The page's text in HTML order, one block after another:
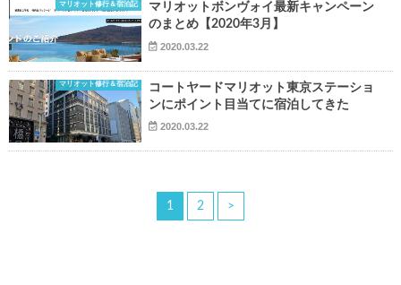
マリオット修行＆宿泊記
マリオットボンヴォイ最新キャンペーン
のまとめ【2020年3月】
2020.03.22
マリオット修行＆宿泊記
コートヤードマリオット東京ステーショ
ンにポイント目当てに宿泊してきた
2020.03.22
1 2 >